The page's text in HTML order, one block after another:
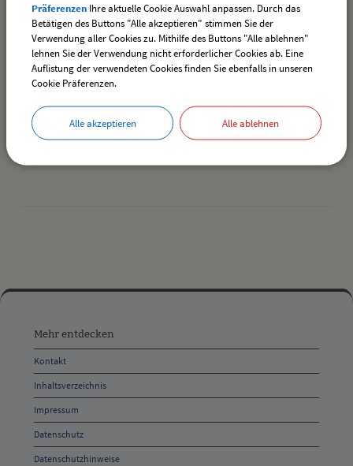
allgemeine Sekretariatsaufgaben
Festhalle Weißensberg - Terminplanung und -vergabe
Liegenschaftsverwaltung
Sitzungsniederschriften
Sitzungsvorbereitung
zurück
entdecken,
Öffnungszeiten
und
Anschrift
und
Kontakt
Mehr entdecken
Kontakt
Inhaltsverzeichnis
Impressum
Datenschutz
Datenschutzhinweise
Präferenzen Ihre aktuelle Cookie Auswahl anpassen. Durch das
Betätigen des Buttons "Alle akzeptieren" stimmen Sie der
Verwendung aller Cookies zu. Mithilfe des Buttons "Alle ablehnen"
lehnen Sie der Verwendung nicht erforderlicher Cookies ab. Eine
Auflistung der verwendeten Cookies finden Sie ebenfalls in unseren
Cookie Präferenzen.
Alle akzeptieren Alle ablehnen